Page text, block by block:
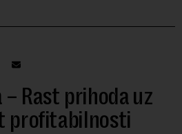
Rast prihoda uz
profitabilnosti